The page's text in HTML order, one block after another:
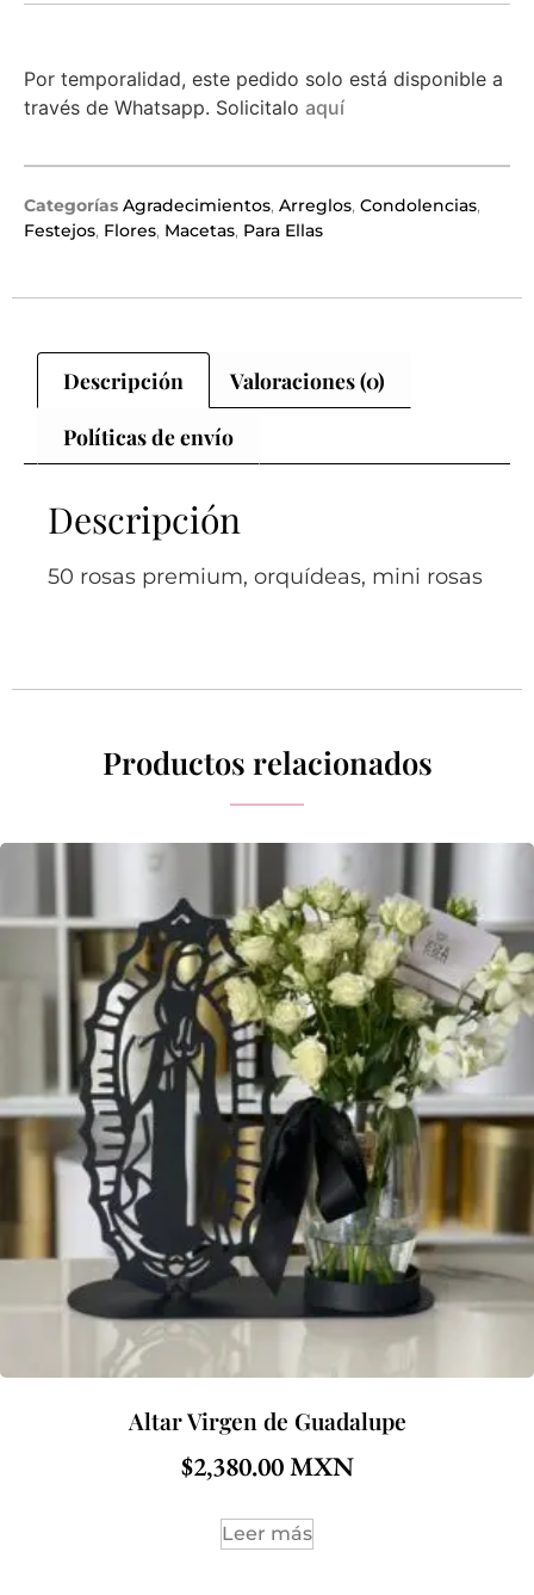
Por temporalidad, este pedido solo está disponible a
través de Whatsapp. Solicitalo aquí
Categorías Agradecimientos, Arreglos, Condolencias,
Festejos, Flores, Macetas, Para Ellas
Descripción Valoraciones (0)
Políticas de envío
Descripción
50 rosas premium, orquídeas, mini rosas
Productos relacionados
Altar Virgen de Guadalupe
$2,380.00
Leer más